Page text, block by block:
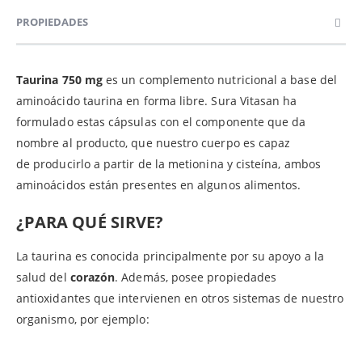
PROPIEDADES
Taurina 750 mges un complemento nutricional a base del
aminoácido taurina en forma libre. Sura Vitasan ha
formulado estas cápsulas con el componente que da
nombre al producto, que nuestro cuerpo es capaz
de producirlo a partir de la metionina y cisteína, ambos
aminoácidos están presentes en algunos alimentos.
¿PARA QUÉ SIRVE?
La taurina es conocida principalmente por su apoyo a la
salud del corazón. Además, posee propiedades
antioxidantes que intervienen en otros sistemas de nuestro
organismo, por ejemplo: